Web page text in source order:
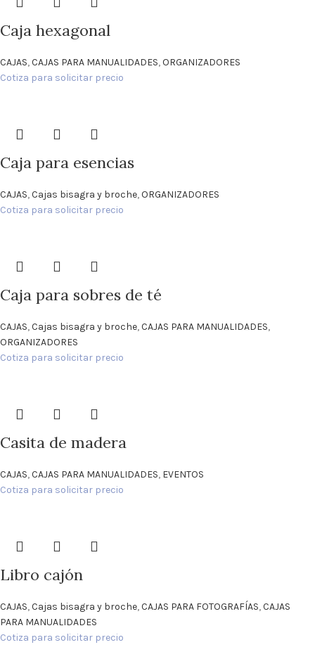
Caja hexagonal
CAJAS,CAJAS PARA MANUALIDADES,ORGANIZADORES
Cotiza para solicitar precio
Caja para esencias
CAJAS,Cajas bisagra y broche,ORGANIZADORES
Cotiza para solicitar precio
Caja para sobres de té
CAJAS,Cajas bisagra y broche,CAJAS PARA MANUALIDADES,
ORGANIZADORES
Cotiza para solicitar precio
Casita de madera
CAJAS,CAJAS PARA MANUALIDADES, EVENTOS
Cotiza para solicitar precio
Libro cajón
CAJAS,Cajas bisagra y broche,CAJAS PARA FOTOGRAFÍAS,CAJAS
PARA MANUALIDADES
Cotiza para solicitar precio